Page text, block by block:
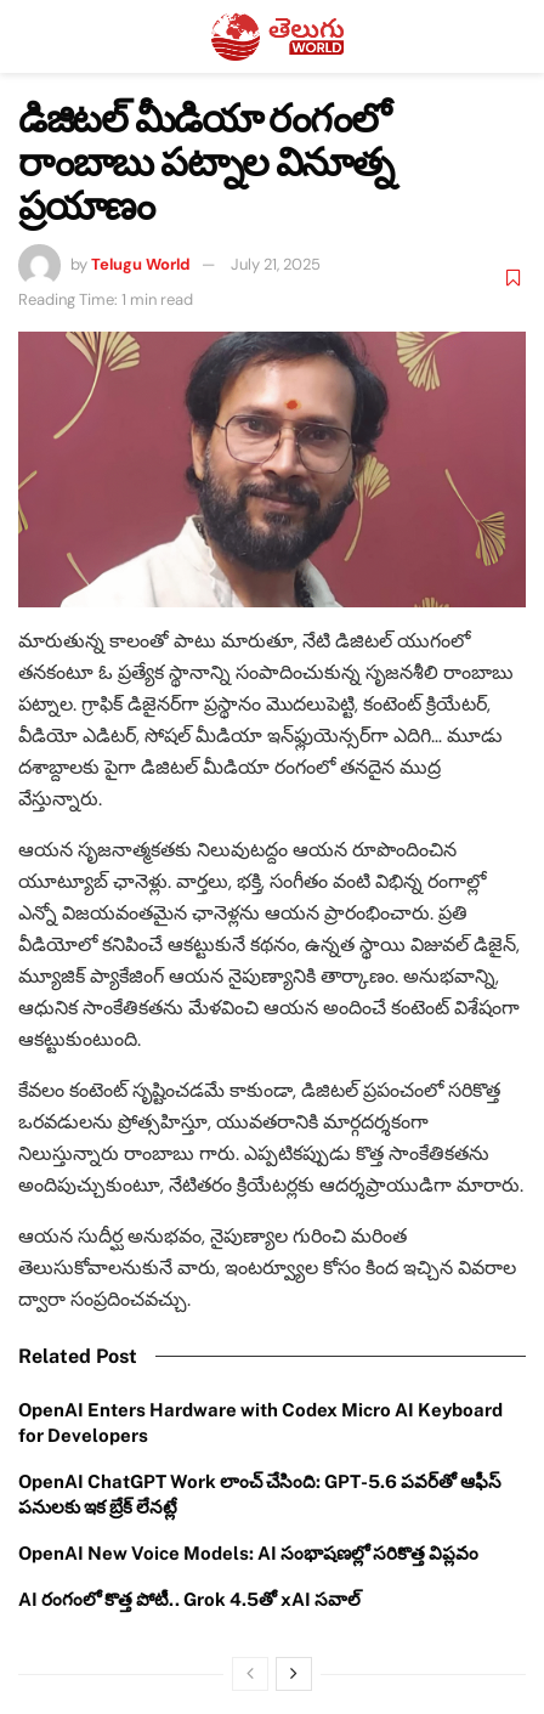
డిజిటల్ మీడియా రంగంలో
రాంబాబు పట్నాల వినూత్న
ప్రయాణం
byTelugu World
July 21, 2025
Reading Time: 1 min read
మారుతున్న కాలంతో పాటు మారుతూ, నేటి డిజిటల్ యుగంలో
తనకంటూ ఓ ప్రత్యేక స్థానాన్ని సంపాదించుకున్న సృజనశీలి రాంబాబు
పట్నాల. గ్రాఫిక్ డిజైనర్‌గా ప్రస్థానం మొదలుపెట్టి, కంటెంట్ క్రియేటర్,
వీడియో ఎడిటర్, సోషల్ మీడియా ఇన్‌ఫ్లుయెన్సర్‌గా ఎదిగి… మూడు
దశాబ్దాలకు పైగా డిజిటల్ మీడియా రంగంలో తనదైన ముద్ర
వేస్తున్నారు.
ఆయన సృజనాత్మకతకు నిలువుటద్దం ఆయన రూపొందించిన
యూట్యూబ్ ఛానెళ్లు. వార్తలు, భక్తి, సంగీతం వంటి విభిన్న రంగాల్లో
ఎన్నో విజయవంతమైన ఛానెళ్లను ఆయన ప్రారంభించారు. ప్రతి
వీడియోలో కనిపించే ఆకట్టుకునే కథనం, ఉన్నత స్థాయి విజువల్ డిజైన్,
మ్యూజిక్ ప్యాకేజింగ్ ఆయన నైపుణ్యానికి తార్కాణం. అనుభవాన్ని,
ఆధునిక సాంకేతికతను మేళవించి ఆయన అందించే కంటెంట్ విశేషంగా
ఆకట్టుకుంటుంది.
కేవలం కంటెంట్ సృష్టించడమే కాకుండా, డిజిటల్ ప్రపంచంలో సరికొత్త
ఒరవడులను ప్రోత్సహిస్తూ, యువతరానికి మార్గదర్శకంగా
నిలుస్తున్నారు రాంబాబు గారు. ఎప్పటికప్పుడు కొత్త సాంకేతికతను
అందిపుచ్చుకుంటూ, నేటితరం క్రియేటర్లకు ఆదర్శప్రాయుడిగా మారారు.
ఆయన సుదీర్ఘ అనుభవం, నైపుణ్యాల గురించి మరింత
తెలుసుకోవాలనుకునే వారు, ఇంటర్వ్యూల కోసం కింద ఇచ్చిన వివరాల
ద్వారా సంప్రదించవచ్చు.
Related Post
OpenAI Enters Hardware with Codex Micro AI Keyboard
for Developers
OpenAI ChatGPT Work లాంచ్ చేసింది: GPT-5.6 పవర్‌తో ఆఫీస్
పనులకు ఇక బ్రేక్ లేనట్లే
OpenAI New Voice Models: AI సంభాషణల్లో సరికొత్త విప్లవం
AI రంగంలో కొత్త పోటీ.. Grok 4.5తో xAI సవాల్